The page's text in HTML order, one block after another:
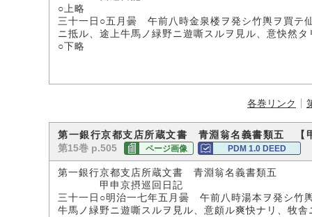
○上略
三十一日○五月曇 午前八時金泉楼ヲ発シ竹輿ヲ買テ
ニ抵ル、途上牛馬ノ緑野ニ遊嘶スルヲ見ル、意快然タ
○下略
各巻リンク
第一銀行京都支店所蔵文書 青淵翁名義書類五 【
第15巻 p.505 ページ画像 PDM 1.0 DEED
第一銀行京都支店所蔵文書 青淵翁名義書類五
甲申京摂巡回日記
三十一日○明治一七年五月曇 午前八時湯本ヲ発シ竹
牛馬ノ緑野ニ遊嘶スルヲ見ル、意頗ル爽快ナリ、牧